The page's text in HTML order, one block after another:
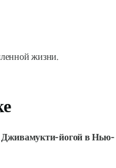
жизни.
Дживамукти-йогой в Нью-